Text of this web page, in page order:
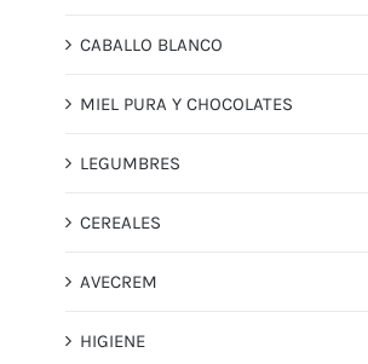
CABALLO BLANCO
MIEL PURA Y CHOCOLATES
LEGUMBRES
CEREALES
AVECREM
HIGIENE